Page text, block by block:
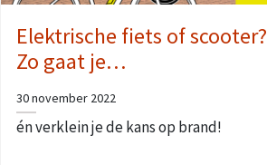
Elektrische fiets of scooter?
Zo gaat je…
30 november 2022
én verklein je de kans op brand!